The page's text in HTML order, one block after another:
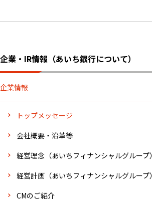
企業・IR情報（あいち銀行について）
企業情報
トップメッセージ
会社概要・沿革等
経営理念（あいちフィナンシャルグループ）
経営計画（あいちフィナンシャルグループ）
CMのご紹介